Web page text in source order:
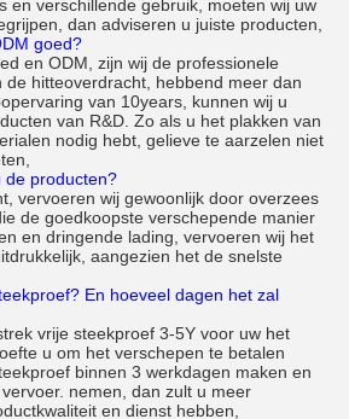
en verschillende gebruik, moeten wij uw
dan adviseren u juiste producten,
goed?
en ODM, zijn wij de professionele
de hitteoverdracht, hebbend meer dan
van 10years, kunnen wij u
van R&D. Zo als u het plakken van
nodig hebt, gelieve te aarzelen niet
de producten?
vervoeren wij gewoonlijk door overzees
de goedkoopste verschepende manier
en dringende lading, vervoeren wij het
aangezien het de snelste
En hoeveel dagen het zal
vrije steekproef 3-5Y voor uw het
u om het verschepen te betalen
binnen 3 werkdagen maken en
nemen, dan zult u meer
en dienst hebben,